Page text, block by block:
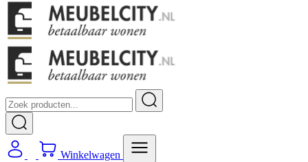
Winkelwagen